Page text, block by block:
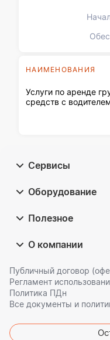
НАИМЕНОВАНИЯ
Услуги по аренде
средств с
Сервисы
Оборудование
Полезное
О компании
Публичный договор
Регламент
Политика ПДн
Все документы и